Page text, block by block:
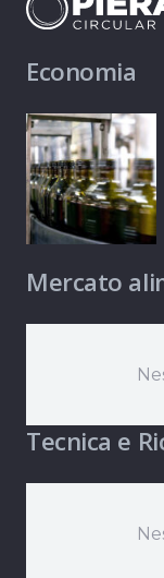
Economia
Mercato
Tecnica e